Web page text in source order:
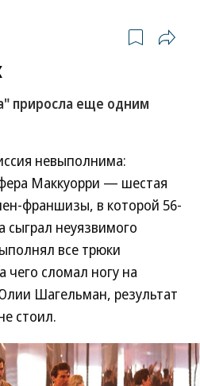
приросла еще одним
невыполнима:
Маккуорри — шестая
франшизы, в которой 56-
сыграл неуязвимого
все трюки
чего сломал ногу на
Шагельман, результат
стоил.